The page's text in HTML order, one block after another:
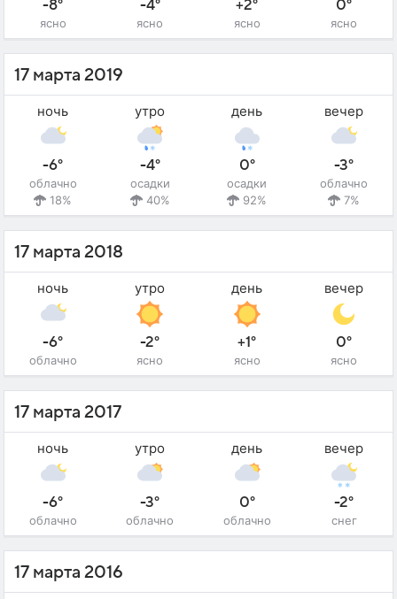
-8°
ясно
-4°
ясно
+2°
ясно
0°
ясно
17 марта 2019
ночь
-6°
облачно
18%
утро
-4°
осадки
40%
день
0°
осадки
92%
вечер
-3°
облачно
7%
17 марта 2018
ночь
-6°
облачно
утро
-2°
ясно
день
+1°
ясно
вечер
0°
ясно
17 марта 2017
ночь
-6°
облачно
утро
-3°
облачно
день
0°
облачно
вечер
-2°
снег
17 марта 2016